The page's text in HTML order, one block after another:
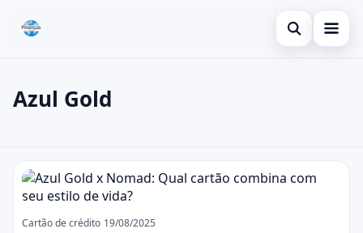
Abrir busca
Economia
Pressione Enter para buscar ou ESC para fechar.
Azul Gold
Azul Gold
Cartão de crédito 19/08/2025